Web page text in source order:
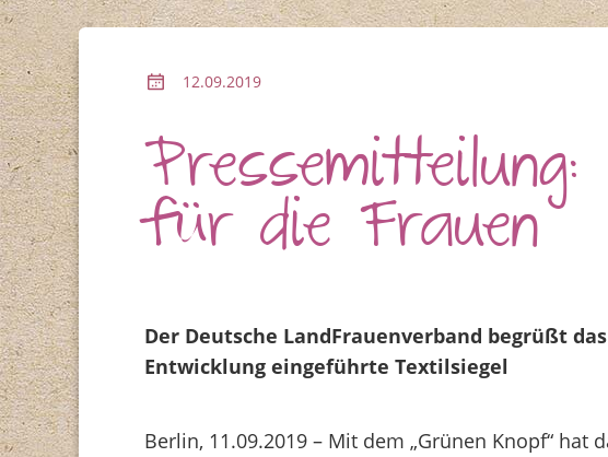
12.09.2019
für die Frauen
Der Deutsche LandFrauenverband begrüßt
Entwicklung eingeführte Textilsiegel
Berlin, 11.09.2019 – Mit dem „Grünen Knopf“